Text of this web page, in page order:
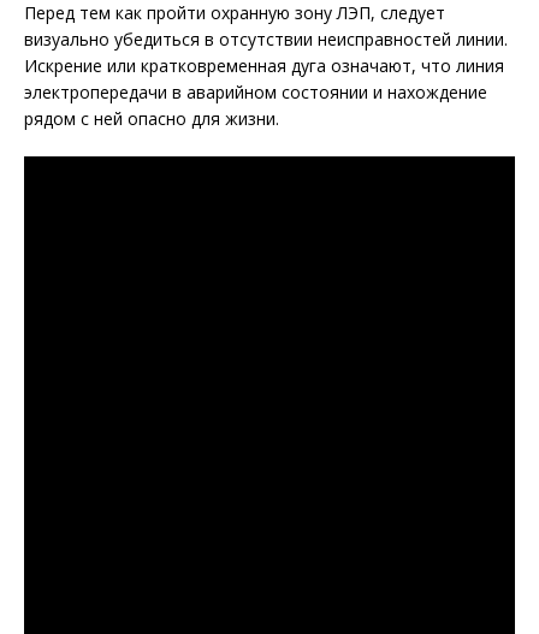
Перед тем как пройти охранную зону ЛЭП, следует
визуально убедиться в отсутствии неисправностей линии.
Искрение или кратковременная дуга означают, что линия
электропередачи в аварийном состоянии и нахождение
рядом с ней опасно для жизни.